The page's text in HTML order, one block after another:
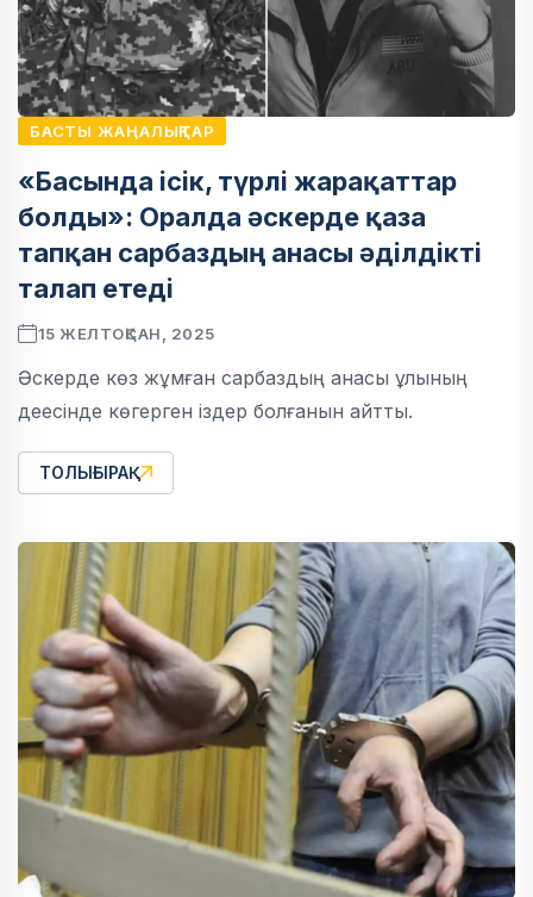
БАСТЫ ЖАҢАЛЫҚТАР
«Басында ісік, түрлі жарақаттар
болды»: Оралда әскерде қаза
тапқан сарбаздың анасы әділдікті
талап етеді
15 ЖЕЛТОҚСАН, 2025
Әскерде көз жұмған сарбаздың анасы ұлының
деесінде көгерген іздер болғанын айтты.
ТОЛЫҒЫРАҚ